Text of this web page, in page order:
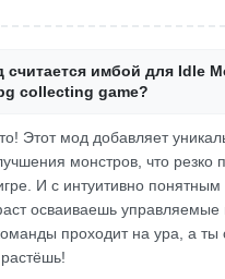
считается имбой для Idle
collecting game?
Этот мод добавляет
монстров, что резко
И с интуитивно понятным
осваиваешь управляемые
проходит на ура, а